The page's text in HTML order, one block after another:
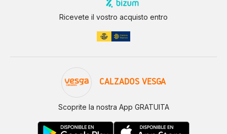
Ricevete il vostro acquisto entro
CALZADOS VESGA
Scoprite la nostra App GRATUITA